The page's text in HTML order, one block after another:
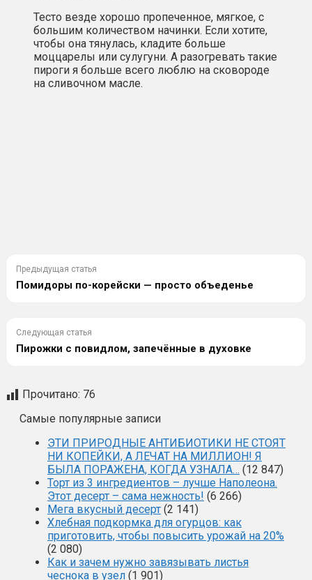
Тесто везде хорошо пропеченное, мягкое, с
большим количеством начинки. Если хотите,
чтобы она тянулась, кладите больше
моццарелы или сулугуни. А разогревать такие
пироги я больше всего люблю на сковороде
на сливочном масле.
Предыдущая статья
Помидоры по-корейски — просто объеденье
Следующая статья
Пирожки с повидлом, запечённые в духовке
Прочитано: 76
Самые популярные записи
ЭТИ ПРИРОДНЫЕ АНТИБИОТИКИ НЕ СТОЯТ
НИ КОПЕЙКИ, А ЛЕЧАТ НА МИЛЛИОН! Я
БЫЛА ПОРАЖЕНА, КОГДА УЗНАЛА… (12 847)
Торт из 3 ингредиентов – лучше Наполеона.
Этот десерт – сама нежность! (6 266)
Мега вкусный десерт (2 141)
Хлебная подкормка для огурцов: как
приготовить, чтобы повысить урожай на 20%
(2 080)
Как и зачем нужно завязывать листья
чеснока в узел (1 901)